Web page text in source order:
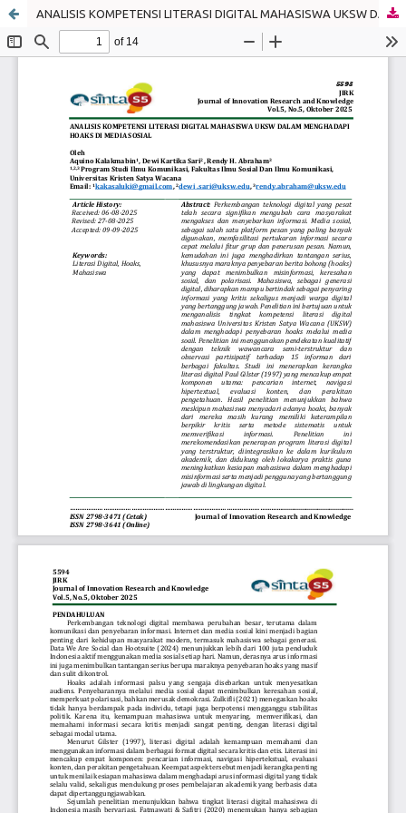
ANALISIS KOMPETENSI LITERASI DIGITAL MAHASISWA UKSW DALAM MENGHADAPI HOAKS DI MEDIA SOSIAL